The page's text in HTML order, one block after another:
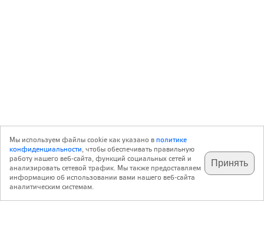
подпишитесь на наш
телеграм @archi_ru
✕
с 20 июля 1999 г.
Мы используем файлы cookie как указано вполитике
конфиденциальности, чтобы обеспечивать правильную
работу нашего веб-сайта, функций социальных сетей и
анализировать сетевой трафик. Мы также предоставляем
информацию об использовании вами нашего веб-сайта
аналитическим системам.
Принять